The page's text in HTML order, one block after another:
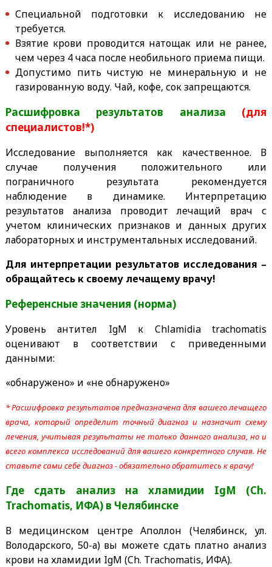
Специальной подготовки к исследованию не
требуется.
Взятие крови проводится натощак или не ранее,
чем через 4 часа после необильного приема пищи.
Допустимо питьчистую не минеральную и не
газированную воду. Чай, кофе, сок запрещаются.
Расшифровка результатов анализа (для
специалистов!*)
Исследование выполняется как качественное. В
случае получения положительного или
пограничного результата рекомендуется
наблюдение в динамике. Интерпретацию
результатов анализа проводит лечащий врач с
учетом клинических признаков и данных других
лабораторных и инструментальных исследований.
Для интерпретации результатов исследования –
обращайтесь к своему лечащему врачу!
Референсные значения (норма)
Уровень антител IgM к Chlamidia trachomatis
оценивают в соответствии с приведенными
данными:
«обнаружено» и «не обнаружено»
* Расшифровка результатов предназначена для вашего лечащего
врача, который определит точный диагноз и назначит схему
лечения, учитывая результаты не только данного анализа, но и
всего комплекса исследований для вашего конкретного случая. Не
ставьте сами себе диагноз - обязательно обратитесь к врачу!
Где сдать анализ на хламидии IgM (Ch.
Trachomatis, ИФА) в Челябинске
В медицинском центре Аполлон (Челябинск, ул.
Володарского, 50-а) вы можете сдать платно анализ
крови на хламидии IgM (Ch. Trachomatis, ИФА).